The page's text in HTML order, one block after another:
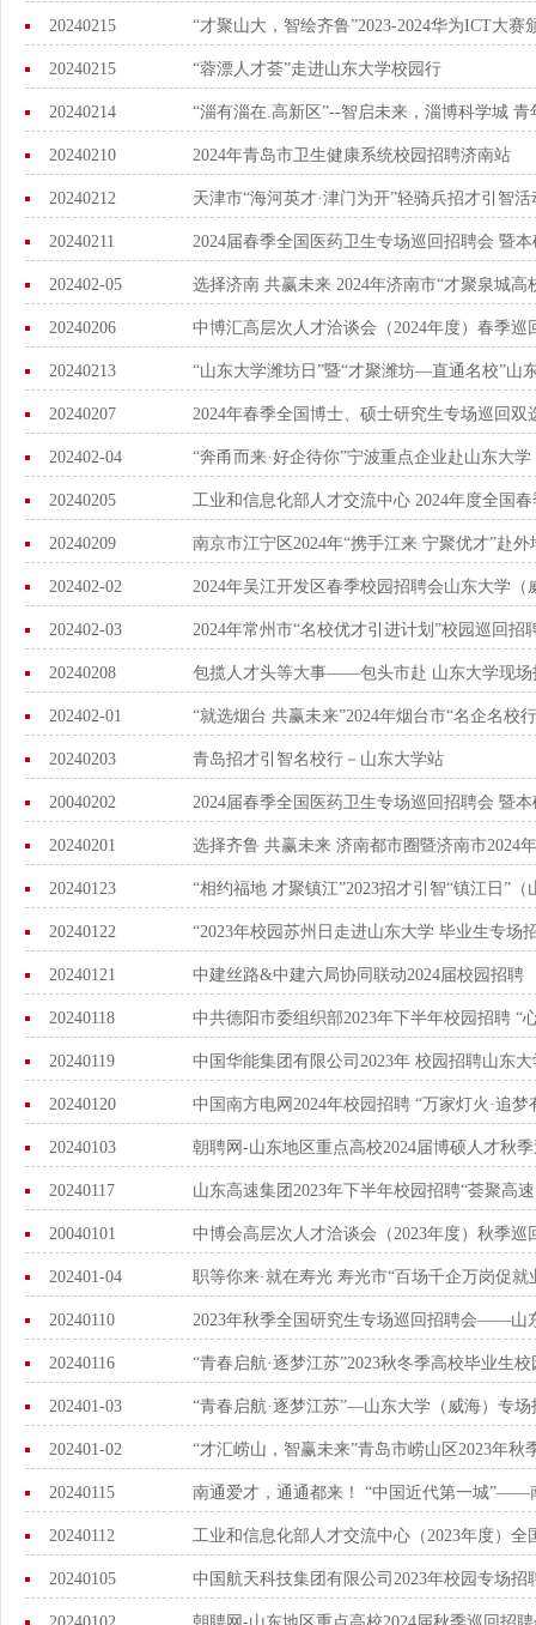
20240215 “才聚山大，智绘齐鲁”2023-2024华为ICT大
20240215 “蓉漂人才荟”走进山东大学校园行
20240214 “淄有淄在.高新区”--智启未来，淄博科学城
20240210 2024年青岛市卫生健康系统校园招聘济南站
20240212 天津市“海河英才·津门为开”轻骑兵招才引智
20240211 2024届春季全国医药卫生专场巡回招聘会 暨
202402-05 选择济南 共赢未来 2024年济南市“才聚泉城
20240206 中博汇高层次人才洽谈会（2024年度）春季巡
20240213 “山东大学潍坊日”暨“才聚潍坊—直通名校”山
20240207 2024年春季全国博士、硕士研究生专场巡回
202402-04 “奔甬而来·好企待你”宁波重点企业赴山东大
20240205 工业和信息化部人才交流中心 2024年度全国
20240209 南京市江宁区2024年“携手江来 宁聚优才”赴
202402-02 2024年吴江开发区春季校园招聘会山东大学（
202402-03 2024年常州市“名校优才引进计划”校园巡回
20240208 包揽人才头等大事——包头市赴 山东大学现场
202402-01 “就选烟台 共赢未来”2024年烟台市“名企名校
20240203 青岛招才引智名校行－山东大学站
20040202 2024届春季全国医药卫生专场巡回招聘会 暨
20240201 选择齐鲁 共赢未来 济南都市圈暨济南市2024
20240123 “相约福地 才聚镇江”2023招才引智“镇江日”
20240122 “2023年校园苏州日走进山东大学 毕业生专场
20240121 中建丝路&中建六局协同联动2024届校园招聘
20240118 中共德阳市委组织部2023年下半年校园招聘 “
20240119 中国华能集团有限公司2023年 校园招聘山东大
20240120 中国南方电网2024年校园招聘 “万家灯火·追
20240103 朝聘网-山东地区重点高校2024届博硕人才秋
20240117 山东高速集团2023年下半年校园招聘“荟聚高
20040101 中博会高层次人才洽谈会（2023年度）秋季巡
202401-04 职等你来·就在寿光 寿光市“百场千企万岗促
20240110 2023年秋季全国研究生专场巡回招聘会——山
20240116 “青春启航·逐梦江苏”2023秋冬季高校毕业生
202401-03 “青春启航·逐梦江苏”—山东大学（威海）专场
202401-02 “才汇崂山，智赢未来”青岛市崂山区2023年秋
20240115 南通爱才，通通都来！ “中国近代第一城”——
20240112 工业和信息化部人才交流中心（2023年度）全
20240105 中国航天科技集团有限公司2023年校园专场招